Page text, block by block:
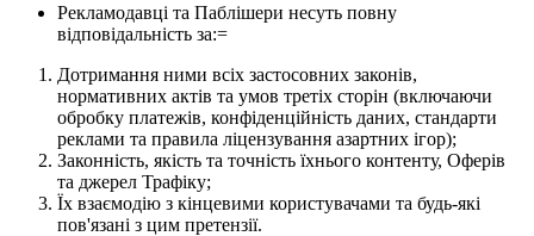
Рекламодавці та Паблішери несуть повну
відповідальність за:=
Дотримання ними всіх застосовних законів,
нормативних актів та умов третіх сторін (включаючи
обробку платежів, конфіденційність даних, стандарти
реклами та правила ліцензування азартних ігор);
Законність, якість та точність їхнього контенту, Оферів
та джерел Трафіку;
Їх взаємодію з кінцевими користувачами та будь-які
пов'язані з цим претензії.